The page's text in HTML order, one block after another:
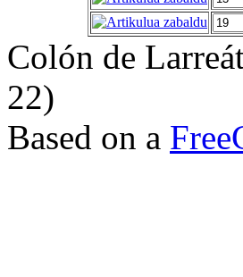
Colón de
22)
Based on a